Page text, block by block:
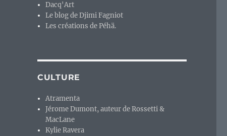
Dacq'Art
Le blog de Djimi Fagniot
Les créations de Péhä.
CULTURE
Atramenta
Jérome Dumont, auteur de Rossetti &
MacLane
Kylie Ravera